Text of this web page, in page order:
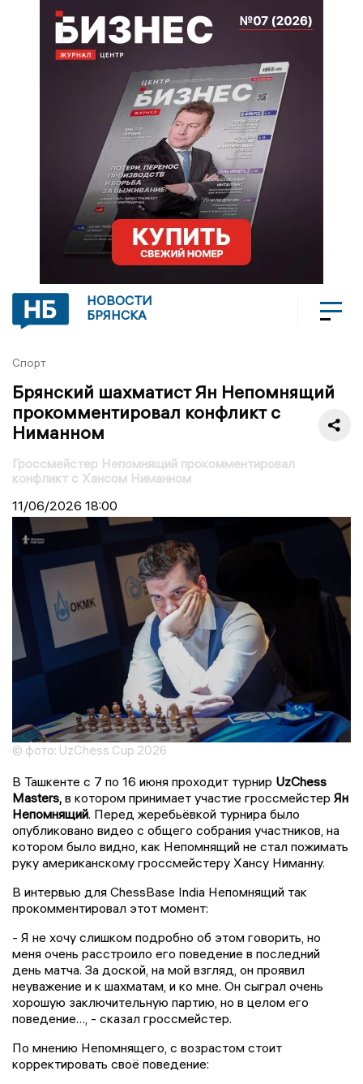
НОВОСТИ
БРЯНСКА
Спорт
Брянский шахматист Ян Непомнящий
прокомментировал конфликт с
Ниманном
Гроссмейстер Непомнящий прокомментировал
конфликт с Хансом Ниманном
11/06/2026 18:00
© фото: UzChess Cup 2026
В Ташкенте с 7 по 16 июня проходит турнир UzChess
Masters, в котором принимает участие гроссмейстер Ян
Непомнящий. Перед жеребьёвкой турнира было
опубликовано видео с общего собрания участников, на
котором было видно, как Непомнящий не стал пожимать
руку американскому гроссмейстеру Хансу Ниманну.
В интервью для ChessBase India Непомнящий так
прокомментировал этот момент:
- Я не хочу слишком подробно об этом говорить, но
меня очень расстроило его поведение в последний
день матча. За доской, на мой взгляд, он проявил
неуважение и к шахматам, и ко мне. Он сыграл очень
хорошую заключительную партию, но в целом его
поведение…, - сказал гроссмейстер.
По мнению Непомнящего, с возрастом стоит
корректировать своё поведение: